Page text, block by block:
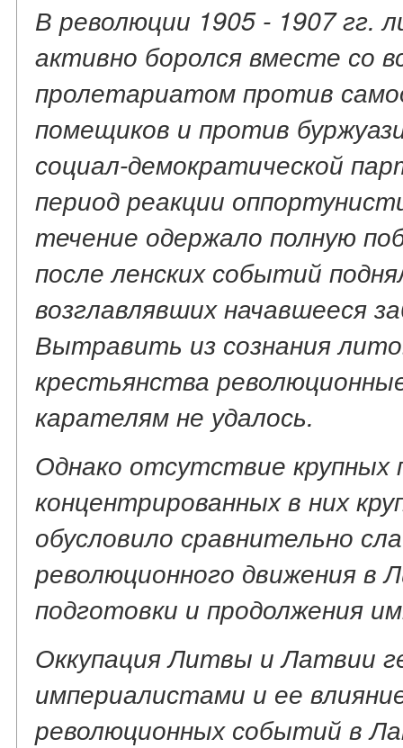
В революции 1905 - 1907 гг.
активно боролся вместе со
пролетариатом против
помещиков и против
социал-демократической
период реакции
течение одержало полную
после ленских событий
возглавлявших начавшееся
Вытравить из сознания
крестьянства
карателям не удалось.
Однако отсутствие
концентрированных в них
обусловило сравнительно
революционного движения в
подготовки и продолжения
Оккупация Литвы и Латвии
империалистами и ее
революционных событий в